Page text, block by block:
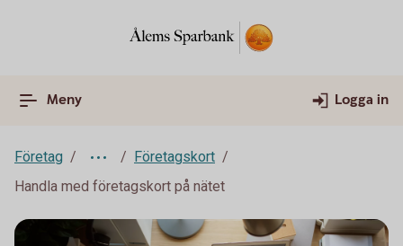
Meny Logga in
Företag
Företagskort
Handla med företagskort på nätet